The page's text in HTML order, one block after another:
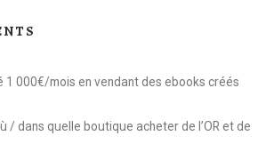
1 000€/mois en vendant des ebooks créés
/ dans quelle boutique acheter de l’OR et de